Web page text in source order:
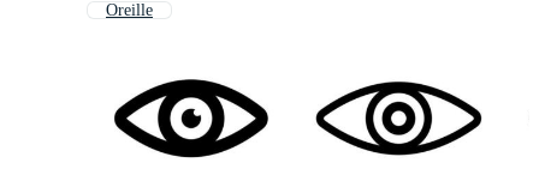
Oreille